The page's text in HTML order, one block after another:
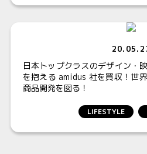
日本トップクラスのデザイン・
を抱える amidus 社を買収！世
商品開発を図る！
LIFESTYLE